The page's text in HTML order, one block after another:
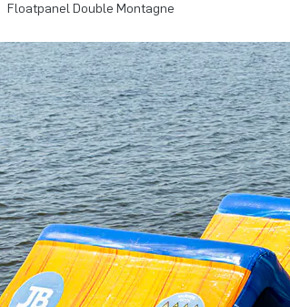
Floatpanel Double Montagne